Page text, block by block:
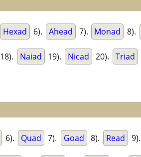
Hexad 6). Ahead 7). Monad 8).
18). Naiad 19). Nicad 20). Triad
6). Quad 7). Goad 8). Read 9).